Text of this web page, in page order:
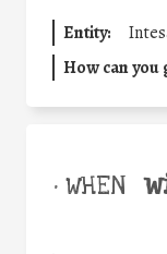
Entity:
How can you
• WHEN